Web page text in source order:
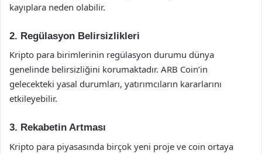
kayıplara neden olabilir.
2. Regülasyon Belirsizlikleri
Kripto para birimlerinin regülasyon durumu dünya
genelinde belirsizliğini korumaktadır. ARB Coin’in
gelecekteki yasal durumları, yatırımcıların kararlarını
etkileyebilir.
3. Rekabetin Artması
Kripto para piyasasında birçok yeni proje ve coin ortaya